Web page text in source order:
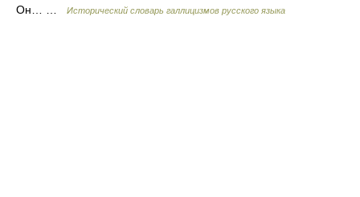
Он… …
Исторический словарь галлицизмов русского языка